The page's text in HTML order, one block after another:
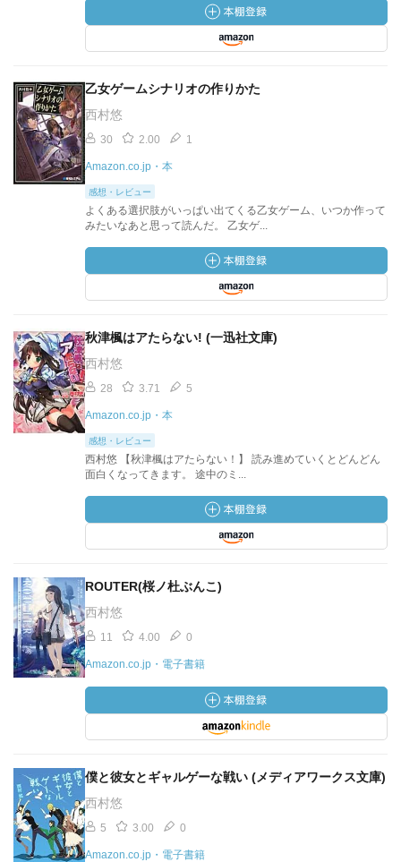
乙女ゲームシナリオの作りかた
西村悠
30 2.00 1
Amazon.co.jp・本
感想・レビュー
よくある選択肢がいっぱい出てくる乙女ゲーム、いつか作って
みたいなあと思って読んだ。 乙女ゲ...
秋津楓はアたらない! (一迅社文庫)
西村悠
28 3.71 5
Amazon.co.jp・本
感想・レビュー
西村悠 【秋津楓はアたらない！】 読み進めていくとどんどん
面白くなってきます。 途中のミ...
ROUTER(桜ノ杜ぶんこ)
西村悠
11 4.00 0
Amazon.co.jp・電子書籍
僕と彼女とギャルゲーな戦い (メディアワークス文庫)
西村悠
5 3.00 0
Amazon.co.jp・電子書籍